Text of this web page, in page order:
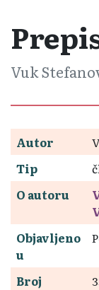
Vuk
Autor
Tip
O autoru
Objavljeno
u
Broj